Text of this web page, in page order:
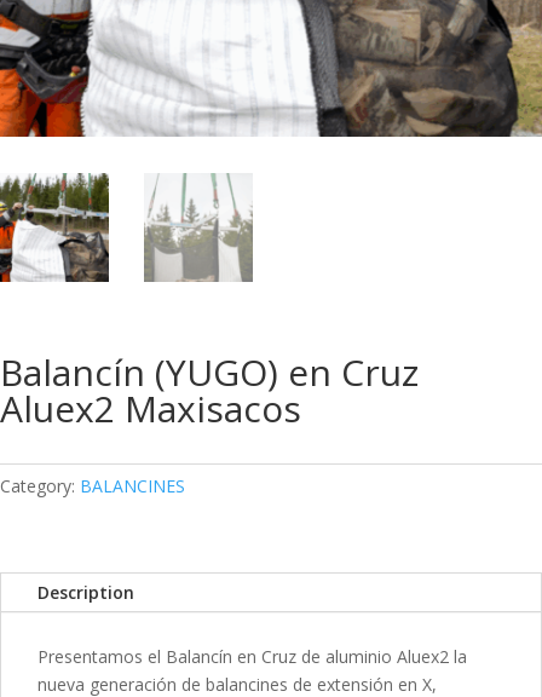
Balancín (YUGO) en Cruz
Aluex2 Maxisacos
Category: BALANCINES
Description
Presentamos el Balancín en Cruz de aluminio Aluex2 la
nueva generación de balancines de extensión en X,